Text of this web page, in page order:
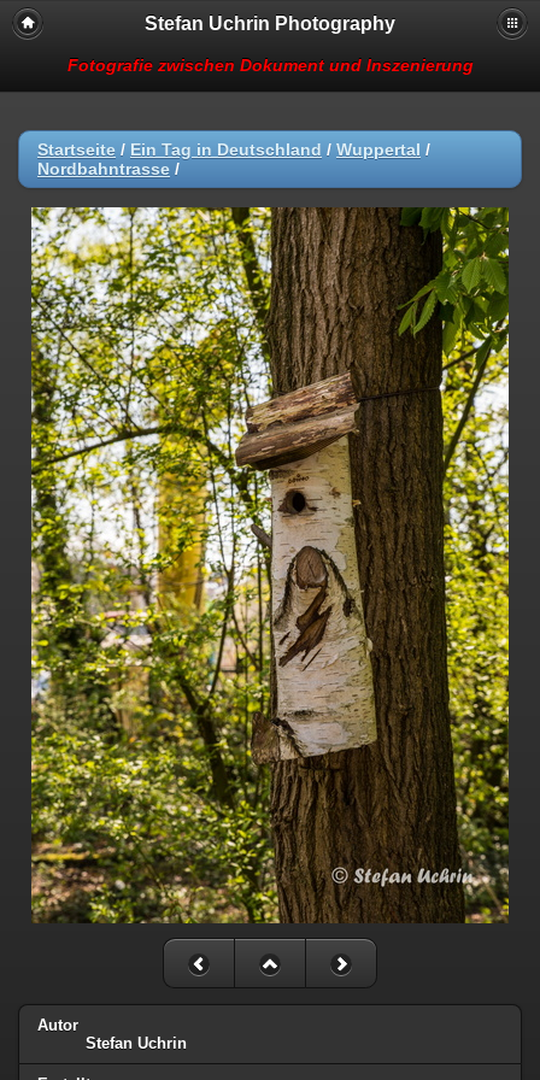
Stefan Uchrin Photography
Fotografie zwischen Dokument und Inszenierung
Startseite / Ein Tag in Deutschland / Wuppertal /
Nordbahntrasse /
Autor
Stefan Uchrin